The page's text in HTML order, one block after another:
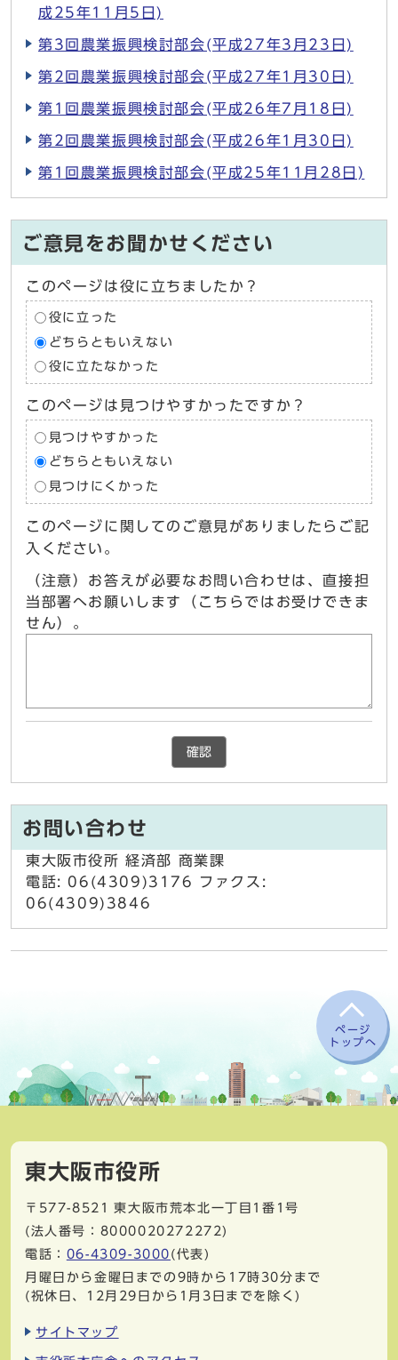
成25年11月5日)
第3回農業振興検討部会(平成27年3月23日)
第2回農業振興検討部会(平成27年1月30日)
第1回農業振興検討部会(平成26年7月18日)
第2回農業振興検討部会(平成26年1月30日)
第1回農業振興検討部会(平成25年11月28日)
ご意見をお聞かせください
このページは役に立ちましたか？
役に立った
どちらともいえない
役に立たなかった
このページは見つけやすかったですか？
見つけやすかった
どちらともいえない
見つけにくかった
このページに関してのご意見がありましたらご記
入ください。
（注意）お答えが必要なお問い合わせは、直接担
当部署へお願いします（こちらではお受けできま
せん）。
確認
お問い合わせ
東大阪市役所 経済部 商業課
電話: 06(4309)3176 ファクス:
06(4309)3846
ページ
トップへ
東大阪市役所
〒577-8521
東大阪市荒本北一丁目1番1号
(法人番号：8000020272272)
電話： 06-4309-3000 (代表)
月曜日から金曜日までの9時から17時30分まで
(祝休日、12月29日から1月3日までを除く)
サイトマップ